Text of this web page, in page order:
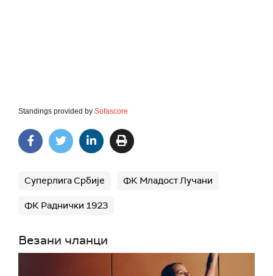
Standings provided by Sofascore
Суперлига Србије ФК Младост Лучани
ФК Раднички 1923
Везани чланци